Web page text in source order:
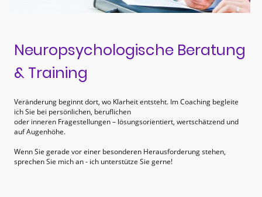
Neuropsychologische Beratung
& Training
Veränderung beginnt dort, wo Klarheit entsteht. Im Coaching begleite
ich Sie bei persönlichen, beruflichen
oder inneren Fragestellungen – lösungsorientiert, wertschätzend und
auf Augenhöhe.
Wenn Sie gerade voreiner besonderen Herausforderung stehen,
sprechen Sie mich an - ich unterstütze Sie gerne!